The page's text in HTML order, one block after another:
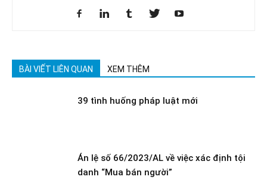
BÀI VIẾT LIÊN QUAN XEM THÊM
39 tình huống pháp luật mới
Án lệ số 66/2023/AL về việc xác định tội
danh “Mua bán người”